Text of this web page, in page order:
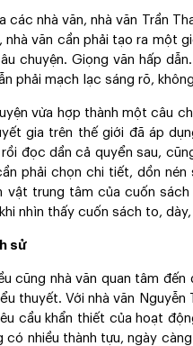
các nhà văn, nhà văn Trần
văn cần phải tạo ra một
chuyện. Giọng văn hấp
phải mạch lạc sáng rõ,
vừa hợp thành một câu
gia trên thế giới đã áp
đọc dần cả quyển sau,
phải chọn chi tiết, dồn
vật trung tâm của cuốn
nhìn thấy cuốn sách to,
sử
cũng nhà văn quan tâm
thuyết. Với nhà văn
cầu khẩn thiết của hoạt
có nhiều thành tựu, ngày